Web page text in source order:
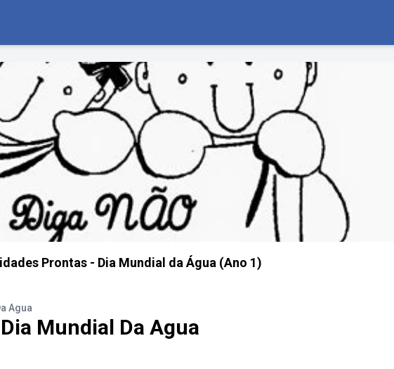
Prontas - Dia Mundial da Água (Ano 1)
Agua
Mundial Da Agua